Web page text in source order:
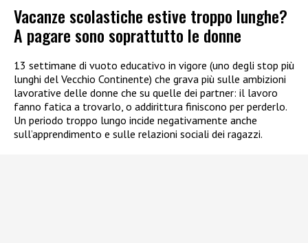
Vacanze scolastiche estive troppo lunghe?
A pagare sono soprattutto le donne
13 settimane di vuoto educativo in vigore (uno degli stop più
lunghi del Vecchio Continente) che grava più sulle ambizioni
lavorative delle donne che su quelle dei partner: il lavoro
fanno fatica a trovarlo, o addirittura finiscono per perderlo.
Un periodo troppo lungo incide negativamente anche
sull’apprendimento e sulle relazioni sociali dei ragazzi.